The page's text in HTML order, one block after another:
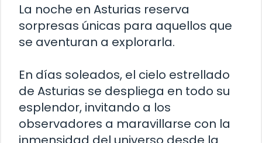
La noche en Asturias reserva
sorpresas únicas para aquellos que
se aventuran a explorarla.
En días soleados, el cielo estrellado
de Asturias se despliega en todo su
esplendor, invitando a los
observadores a maravillarse con la